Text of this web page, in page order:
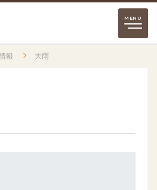
報 大雨